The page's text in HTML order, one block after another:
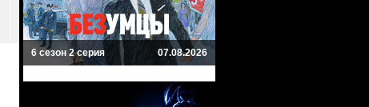
6 сезон 2 серия 07.08.2026